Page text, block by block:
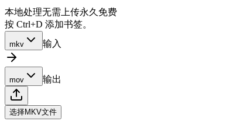
本地处理无需上传永久免费
按 Ctrl+D 添加书签。
mkv 输入
mov 输出
选择MKV文件